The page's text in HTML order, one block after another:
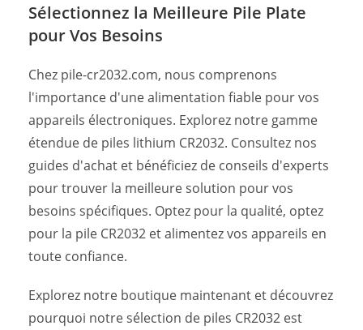
Sélectionnez la Meilleure Pile Plate
pour Vos Besoins
Chez pile-cr2032.com, nous comprenons
l'importance d'une alimentation fiable pour vos
appareils électroniques. Explorez notre gamme
étendue de piles lithium CR2032. Consultez nos
guides d'achat et bénéficiez de conseils d'experts
pour trouver la meilleure solution pour vos
besoins spécifiques. Optez pour la qualité, optez
pour la pile CR2032 et alimentez vos appareils en
toute confiance.
Explorez notre boutique maintenant et découvrez
pourquoi notre sélection de piles CR2032 est